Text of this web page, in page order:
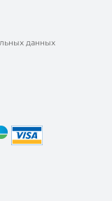
данных